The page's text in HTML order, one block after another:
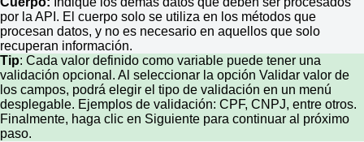
por la API. El cuerpo solo se utiliza en los métodos que
procesan datos, y no es necesario en aquellos que solo
recuperan información.
Tip: Cada valor definido como variable puede tener una
validación opcional. Al seleccionar la opción Validar valor de
los campos, podrá elegir el tipo de validación en un menú
desplegable. Ejemplos de validación: CPF, CNPJ, entre otros.
Finalmente, haga clic en Siguiente para continuar al próximo
paso.